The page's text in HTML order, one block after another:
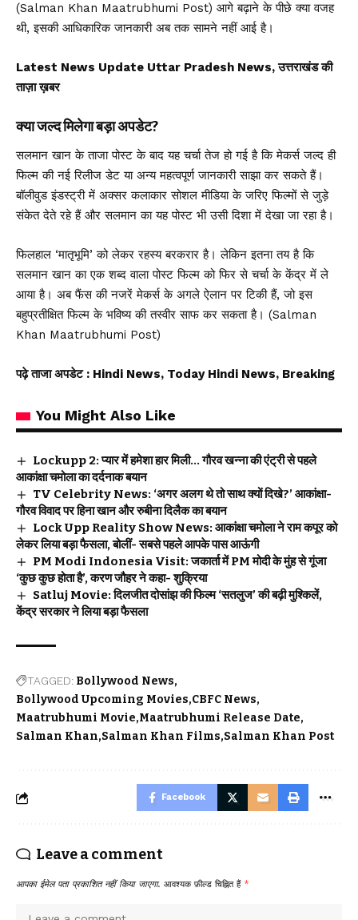
(Salman Khan Maatrubhumi Post) आगे बढ़ाने के पीछे क्या वजह
थी, इसकी आधिकारिक जानकारी अब तक सामने नहीं आई है।
Latest News Update Uttar Pradesh News, उत्तराखंड की
ताज़ा ख़बर
क्या जल्द मिलेगा बड़ा अपडेट?
सलमान खान के ताजा पोस्ट के बाद यह चर्चा तेज हो गई है कि मेकर्स जल्द ही
फिल्म की नई रिलीज डेट या अन्य महत्वपूर्ण जानकारी साझा कर सकते हैं।
बॉलीवुड इंडस्ट्री में अक्सर कलाकार सोशल मीडिया के जरिए फिल्मों से जुड़े
संकेत देते रहे हैं और सलमान का यह पोस्ट भी उसी दिशा में देखा जा रहा है।
फिलहाल ‘मातृभूमि’ को लेकर रहस्य बरकरार है। लेकिन इतना तय है कि
सलमान खान का एक शब्द वाला पोस्ट फिल्म को फिर से चर्चा के केंद्र में ले
आया है। अब फैंस की नजरें मेकर्स के अगले ऐलान पर टिकी हैं, जो इस
बहुप्रतीक्षित फिल्म के भविष्य की तस्वीर साफ कर सकता है। (Salman
Khan Maatrubhumi Post)
पढ़े ताजा अपडेट : Hindi News, Today Hindi News, Breaking
You Might Also Like
Lockupp 2: प्यार में हमेशा हार मिली… गौरव खन्ना की एंट्री से पहले
आकांक्षा चमोला का दर्दनाक बयान
TV Celebrity News: ‘अगर अलग थे तो साथ क्यों दिखे?’ आकांक्षा-
गौरव विवाद पर हिना खान और रुबीना दिलैक का बयान
Lock Upp Reality Show News: आकांक्षा चमोला ने राम कपूर को
लेकर लिया बड़ा फैसला, बोलीं- सबसे पहले आपके पास आऊंगी
PM Modi Indonesia Visit: जकार्ता में PM मोदी के मुंह से गूंजा
‘कुछ कुछ होता है’, करण जौहर ने कहा- शुक्रिया
Satluj Movie: दिलजीत दोसांझ की फिल्म ‘सतलुज’ की बढ़ी मुश्किलें,
केंद्र सरकार ने लिया बड़ा फैसला
TAGGED: Bollywood News
Bollywood Upcoming Movies CBFC News
Maatrubhumi Movie Maatrubhumi Release Date
Salman Khan Salman Khan Films Salman Khan Post
Facebook
Leave a comment
आपका ईमेल पता प्रकाशित नहीं किया जाएगा. आवश्यक फ़ील्ड चिह्नित हैं *